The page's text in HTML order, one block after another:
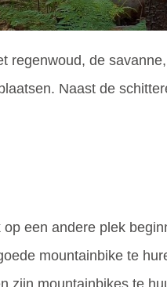
regenwoud, de
Naast de
een andere plek
mountainbike te
mountainbikes te